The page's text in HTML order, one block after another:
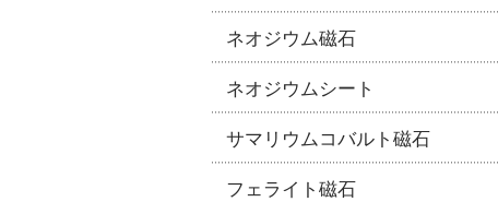
ネオジウム磁石
ネオジウムシート
サマリウムコバルト磁石
フェライト磁石